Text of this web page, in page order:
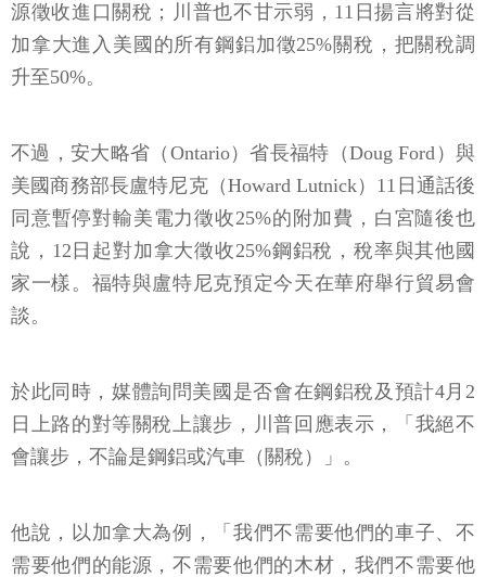
源徵收進口關稅；川普也不甘示弱，11日揚言將對從
加拿大進入美國的所有鋼鋁加徵25%關稅，把關稅調
升至50%。
不過，安大略省（Ontario）省長福特（Doug Ford）與
美國商務部長盧特尼克（Howard Lutnick）11日通話後
同意暫停對輸美電力徵收25%的附加費，白宮隨後也
說，12日起對加拿大徵收25%鋼鋁稅，稅率與其他國
家一樣。福特與盧特尼克預定今天在華府舉行貿易會
談。
於此同時，媒體詢問美國是否會在鋼鋁稅及預計4月2
日上路的對等關稅上讓步，川普回應表示，「我絕不
會讓步，不論是鋼鋁或汽車（關稅）」。
他說，以加拿大為例，「我們不需要他們的車子、不
需要他們的能源，不需要他們的木材，我們不需要他